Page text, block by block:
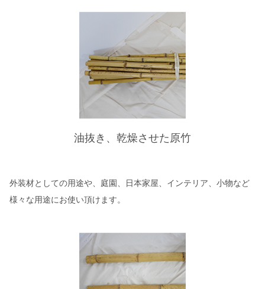
油抜き、乾燥させた原竹
外装材としての用途や、庭園、日本家屋、インテリア、小物など
様々な用途にお使い頂けます。